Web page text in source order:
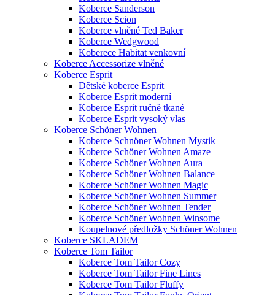
Koberce Sanderson
Koberce Scion
Koberce vlněné Ted Baker
Koberce Wedgwood
Koberece Habitat venkovní
Koberce Accessorize vlněné
Koberce Esprit
Dětské koberce Esprit
Koberce Esprit moderní
Koberce Esprit ručně tkané
Koberce Esprit vysoký vlas
Koberce Schöner Wohnen
Koberce Schnöner Wohnen Mystik
Koberce Schöner Wohnen Amaze
Koberce Schöner Wohnen Aura
Koberce Schöner Wohnen Balance
Koberce Schöner Wohnen Magic
Koberce Schöner Wohnen Summer
Koberce Schöner Wohnen Tender
Koberce Schöner Wohnen Winsome
Koupelnové předložky Schöner Wohnen
Koberce SKLADEM
Koberce Tom Tailor
Koberce Tom Tailor Cozy
Koberce Tom Tailor Fine Lines
Koberce Tom Tailor Fluffy